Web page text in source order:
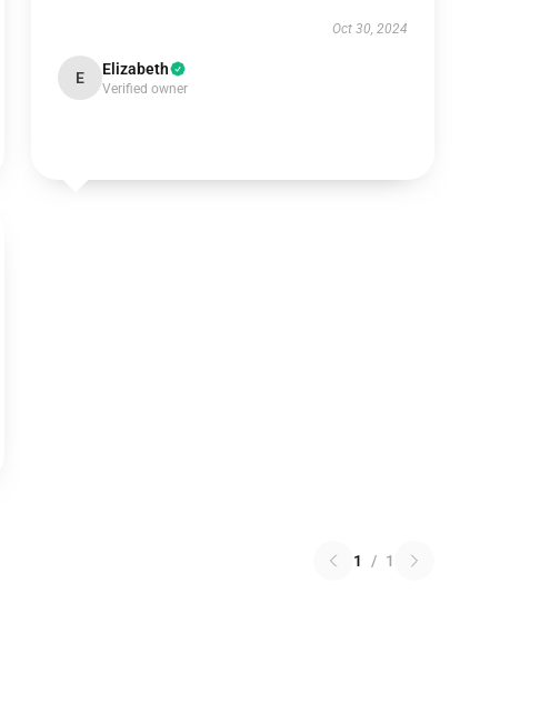
Oct 30, 2024
E Elizabeth
Verified owner
1 / 1